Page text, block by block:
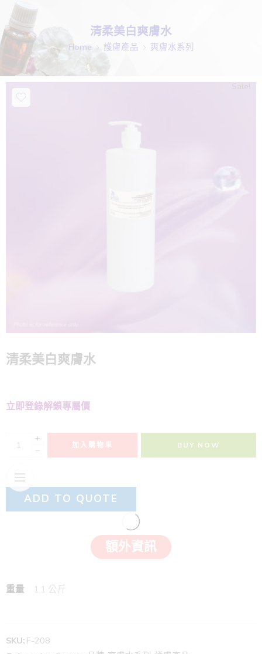
清柔美白爽膚水
Home 護膚產品 爽膚水系列
Sale!
清柔美白爽膚水
立即登錄解鎖專屬價
+
−
加入購物車 BUY NOW
ADD TO QUOTE
額外資訊
重量 1.1 公斤
SKU: F-208